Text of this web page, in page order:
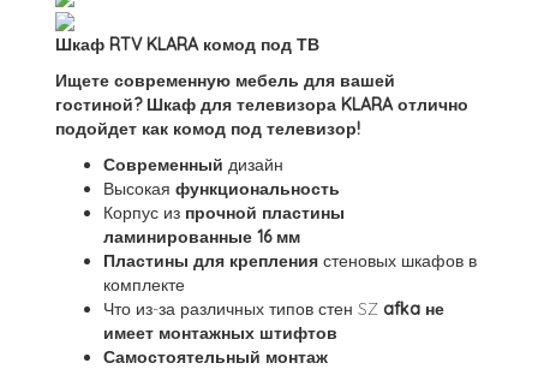
Шкаф RTV KLARA комод под ТВ
Ищете современную мебель для вашей
гостиной? Шкаф для телевизора KLARA отлично
подойдет как комод под телевизор!
Современный дизайн
Высокая функциональность
Корпус из прочной пластины
ламинированные 16 мм
Пластины для крепления стеновых шкафов в
комплекте
Что из-за различных типов стен SZ afka не
имеет монтажных штифтов
Самостоятельный монтаж